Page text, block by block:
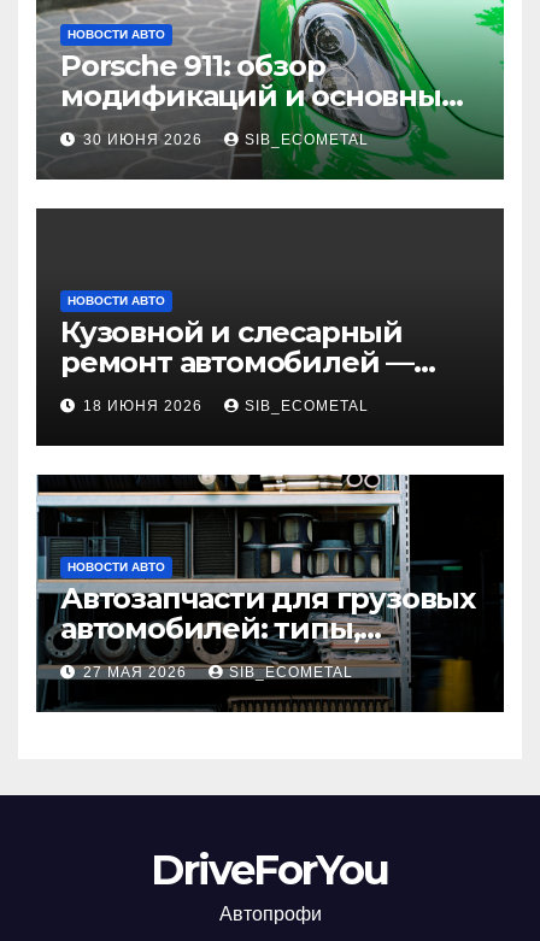
НОВОСТИ АВТО
Porsche 911: обзор
модификаций и основные
характеристики
30 ИЮНЯ 2026 SIB_ECOMETAL
НОВОСТИ АВТО
Кузовной и слесарный
ремонт автомобилей —
наличие оригинальных
запчастей и типичные
сроки выполнения работ
18 ИЮНЯ 2026 SIB_ECOMETAL
НОВОСТИ АВТО
Автозапчасти для грузовых
автомобилей: типы,
совместимость и критерии
подбора
27 МАЯ 2026 SIB_ECOMETAL
DriveForYou
Автопрофи